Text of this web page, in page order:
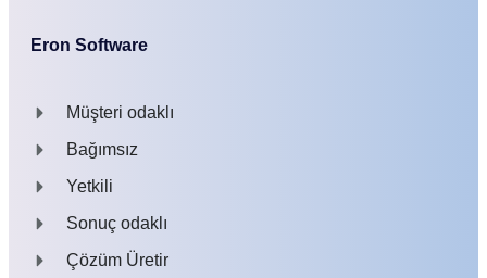
Eron Software
Müşteri odaklı
Bağımsız
Yetkili
Sonuç odaklı
Çözüm Üretir